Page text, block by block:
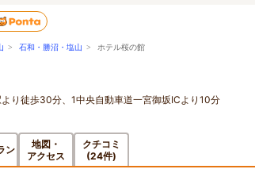
> 石和・勝沼・塩山 > ホテル桜の館
り徒歩30分、1中央自動車道一宮御坂ICより10分
ン
地図・
アクセス
クチコミ
(24件)